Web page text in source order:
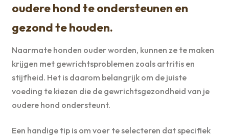
oudere hond te ondersteunen en
gezond te houden.
Naarmate honden ouder worden, kunnen ze te maken
krijgen met gewrichtsproblemen zoals artritis en
stijfheid. Het is daarom belangrijk om de juiste
voeding te kiezen die de gewrichtsgezondheid van je
oudere hond ondersteunt.
Een handige tip is om voer te selecteren dat specifiek